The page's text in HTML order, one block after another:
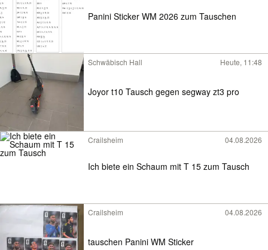
Panini Sticker WM 2026 zum Tauschen
Schwäbisch Hall Heute, 11:48
Joyor t10 Tausch gegen segway zt3 pro
Crailsheim 04.08.2026
Ich biete ein Schaum mit T 15 zum Tausch
Crailsheim 04.08.2026
tauschen Panini WM Sticker